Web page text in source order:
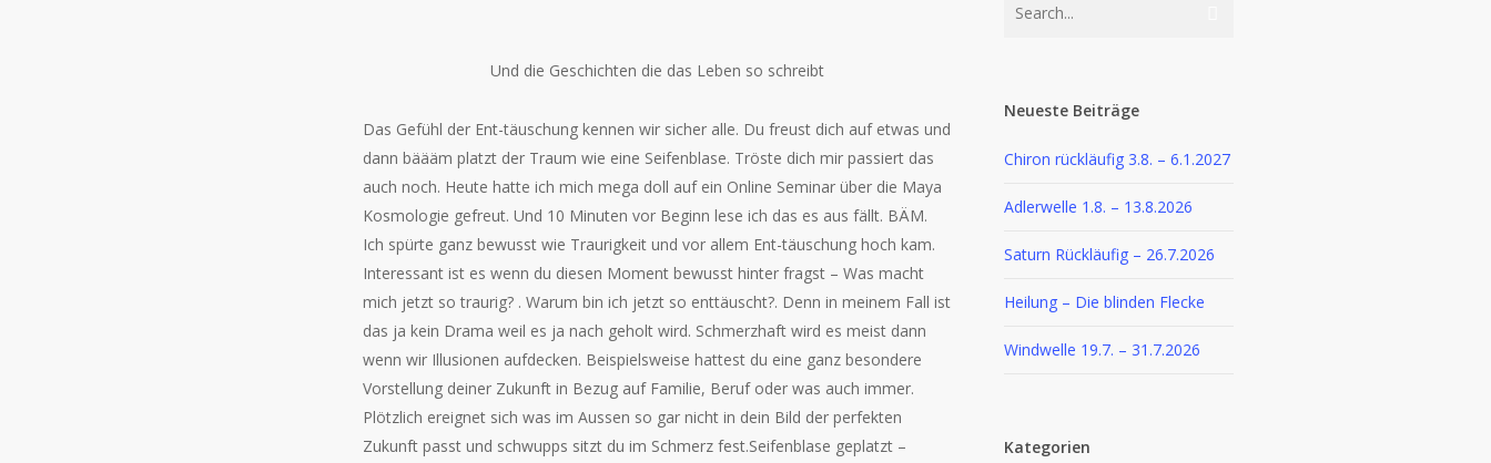
Und die Geschichten die das Leben so schreibt
Das Gefühl der Ent-täuschung kennen wir sicher alle. Du freust dich auf etwas und
dann bäääm platzt der Traum wie eine Seifenblase. Tröste dich mir passiert das
auch noch. Heute hatte ich mich mega doll auf ein Online Seminar über die Maya
Kosmologie gefreut. Und 10 Minuten vor Beginn lese ich das es aus fällt. BÄM.
Ich spürte ganz bewusst wie Traurigkeit und vor allem Ent-täuschung hoch kam.
Interessant ist es wenn du diesen Moment bewusst hinter fragst – Was macht
mich jetzt so traurig? . Warum bin ich jetzt so enttäuscht?. Denn in meinem Fall ist
das ja kein Drama weil es ja nach geholt wird. Schmerzhaft wird es meist dann
wenn wir Illusionen aufdecken. Beispielsweise hattest du eine ganz besondere
Vorstellung deiner Zukunft in Bezug auf Familie, Beruf oder was auch immer.
Plötzlich ereignet sich was im Aussen so gar nicht in dein Bild der perfekten
Zukunft passt und schwupps sitzt du im Schmerz fest.Seifenblase geplatzt –
Neueste Beiträge
Chiron rückläufig 3.8. – 6.1.2027
Adlerwelle 1.8. – 13.8.2026
Saturn Rückläufig – 26.7.2026
Heilung – Die blinden Flecke
Windwelle 19.7. – 31.7.2026
Kategorien